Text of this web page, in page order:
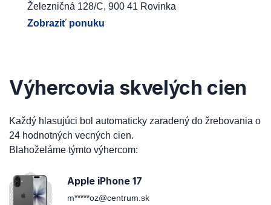
Železničná 128/C, 900 41 Rovinka
Zobraziť ponuku
Výhercovia skvelých cien
Každý hlasujúci bol automaticky zaradený do žrebovania o
24 hodnotných vecných cien.
Blahoželáme týmto výhercom:
Apple iPhone 17
m*****oz@centrum.sk